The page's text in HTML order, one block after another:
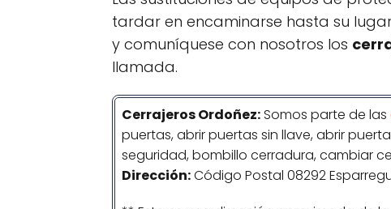
tardar en encaminarse hasta su
y comuníquese con nosotros los
llamada.
Cerrajeros Ordoñez:Somos parte de las
puertas, abrir puertas sin llave, abrir
seguridad, bombillo cerradura, cambiar
Dirección:Código Postal 08292